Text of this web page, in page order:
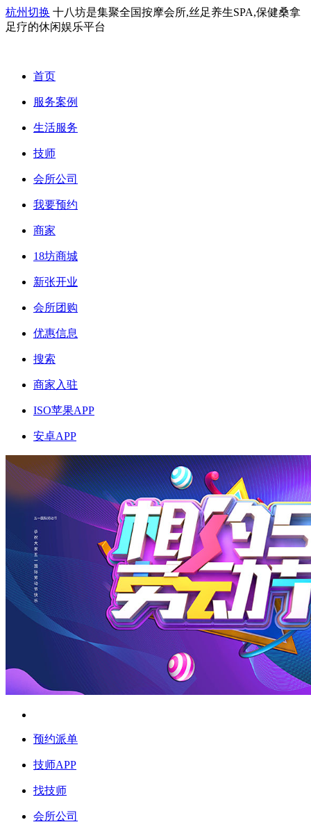
杭州切换 十八坊是集聚全国按摩会所,丝足养生SPA,保健桑拿
足疗的休闲娱乐平台
首页
服务案例
生活服务
技师
会所公司
我要预约
商家
18坊商城
新张开业
会所团购
优惠信息
搜索
商家入驻
ISO苹果APP
安卓APP
预约派单
技师APP
找技师
会所公司